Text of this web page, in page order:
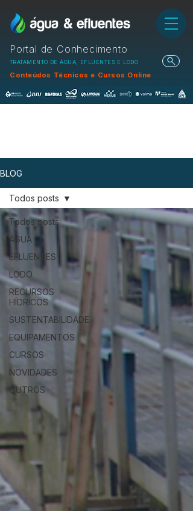
Portal de Conhecimento
TRATAMENTO DE ÁGUA, EFLUENTES E LODO
Conteúdos Técnicos e Cursos Online
BLOG
Todos posts
ÁGUA
EFLUENTES
LODO
RECURSOS
HÍDRICOS
SUSTENTABILIDADE
EQUIPAMENTOS
CURSOS
NOVIDADES
OUTROS
Todos posts